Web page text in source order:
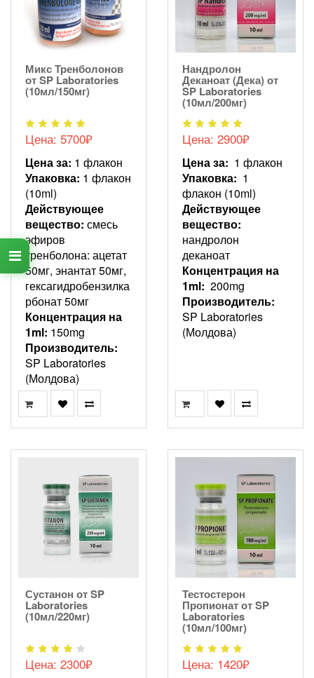
Микс Тренболонов
от SP Laboratories
(10мл/150мг)
Цена: 5700₽
Цена за: 1 флакон
Упаковка: 1 флакон
(10ml)
Действующее
вещество: смесь
эфиров
тренболона: ацетат
50мг, энантат 50мг,
гексагидробензилка
рбонат 50мг
Концентрация на
1ml: 150mg
Производитель:
SP Laboratories
(Молдова)
Нандролон
Деканоат (Дека) от
SP Laboratories
(10мл/200мг)
Цена: 2900₽
Цена за: 1 флакон
Упаковка: 1
флакон (10ml)
Действующее
вещество:
нандролон
деканоат
Концентрация на
1ml: 200mg
Производитель:
SP Laboratories
(Молдова)
Сустанон от SP
Laboratories
(10мл/220мг)
Цена: 2300₽
Тестостерон
Пропионат от SP
Laboratories
(10мл/100мг)
Цена: 1420₽